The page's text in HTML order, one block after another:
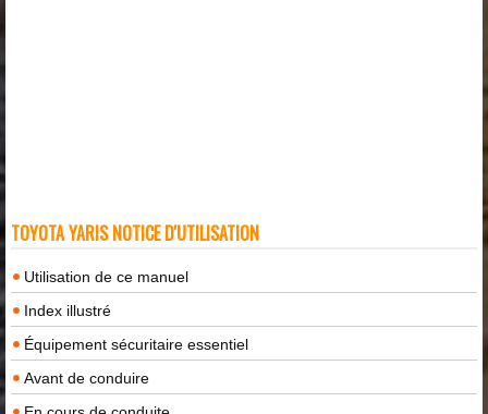
TOYOTA YARIS NOTICE D'UTILISATION
Utilisation de ce manuel
Index illustré
Équipement sécuritaire essentiel
Avant de conduire